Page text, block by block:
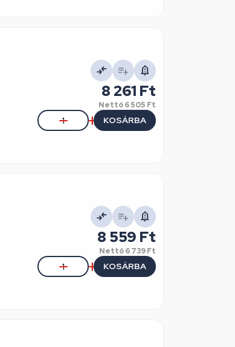
8 261 Ft
Nettó6 505 Ft
KOSÁRBA
8 559 Ft
Nettó6 739 Ft
KOSÁRBA